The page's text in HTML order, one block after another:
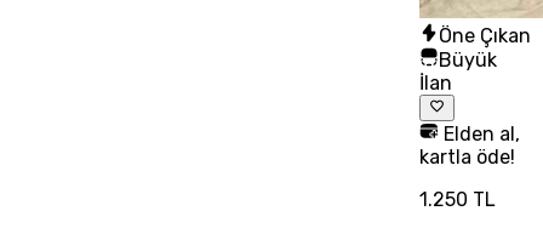
Öne Çıkan
Büyük
İlan
Elden al,
kartla öde!
1.250 TL